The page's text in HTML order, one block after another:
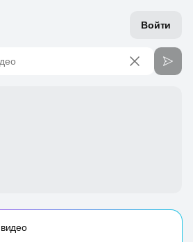
Войти